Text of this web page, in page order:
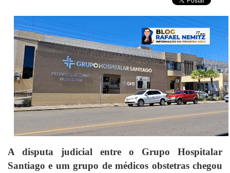
A disputa judicial entre o Grupo Hospitalar
Santiago e um grupo de médicos obstetras chegou